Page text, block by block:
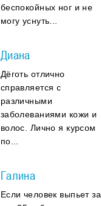
беспокойных ног и не
могу уснуть...
Диана
Дёготь отлично
справляется с
различными
заболеваниями кожи и
волос. Лично я курсом
по...
Галина
Если человек выпьет за